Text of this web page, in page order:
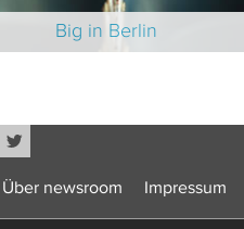
Big in Berlin
Über newsroom Impressum